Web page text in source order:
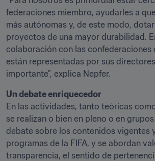
federaciones miembro, ayudarles a
más autónomas y, de este modo,
proyectos de una mayor durabilidad.
colaboración con las confederaciones
están representadas por sus
importante", explica Nepfer.
Un debate enriquecedor
En las actividades, tanto teóricas
se realizan o bien en pleno o en
debate sobre los contenidos vigentes
programas de la FIFA, y se abordan
transparencia, el sentido de